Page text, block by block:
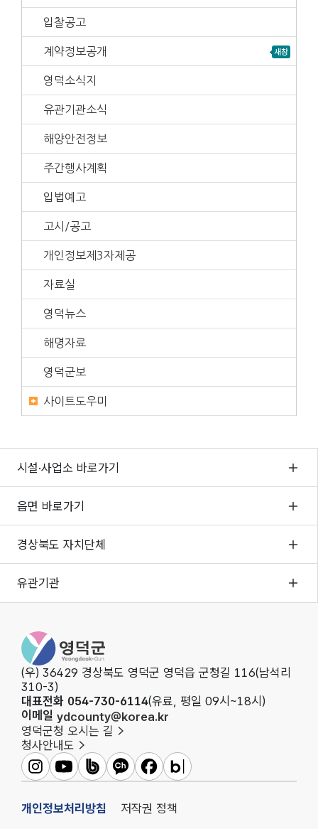
입찰공고
계약정보공개
영덕소식지
유관기관소식
해양안전정보
주간행사계획
입법예고
고시/공고
개인정보제3자제공
자료실
영덕뉴스
해명자료
영덕군보
사이트도우미
시설·사업소 바로가기
읍면 바로가기
경상북도 자치단체
유관기관
영덕군청
(우) 36429 경상북도 영덕군 영덕읍 군청길 116(남석리
310-3)
대표전화 054-730-6114(유료, 평일 09시~18시)
이메일 ydcounty@korea.kr
영덕군청 오시는 길
청사안내도
영덕군인스타그램
영덕군유튜브영덕군밴드영덕군카카오채널
영덕군페이스북
영덕군블로그
개인정보처리방침 저작권 정책